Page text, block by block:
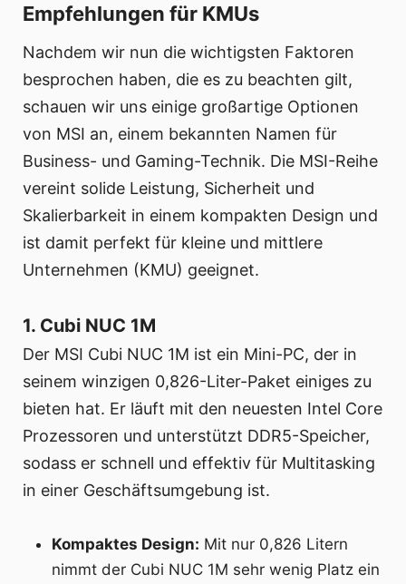
Empfehlungen für KMUs
Nachdem wir nun die wichtigsten Faktoren
besprochen haben, die es zu beachten gilt,
schauen wir uns einige großartige Optionen
von MSI an, einem bekannten Namen für
Business- und Gaming-Technik. Die MSI-Reihe
vereint solide Leistung, Sicherheit und
Skalierbarkeit in einem kompakten Design und
ist damit perfekt für kleine und mittlere
Unternehmen (KMU) geeignet.
1. Cubi NUC 1M
Der MSI Cubi NUC 1M ist ein Mini-PC, der in
seinem winzigen 0,826-Liter-Paket einiges zu
bieten hat. Er läuft mit den neuesten Intel Core
Prozessoren und unterstützt DDR5-Speicher,
sodass er schnell und effektiv für Multitasking
in einer Geschäftsumgebung ist.
Kompaktes Design: Mit nur 0,826 Litern
nimmt der Cubi NUC 1M sehr wenig Platz ein